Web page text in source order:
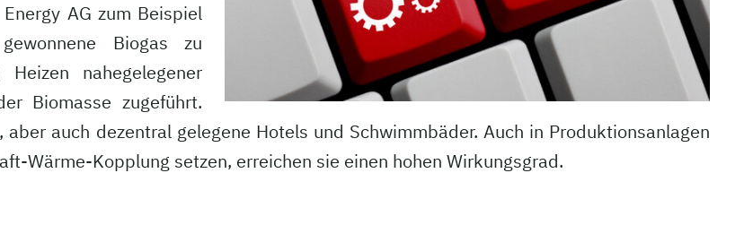
AG zum Beispiel
Biogas zu
nahegelegener
Biomasse zugeführt.
auch dezentral gelegene Hotels und Schwimmbäder. Auch in Produktionsanlagen
Wärme-Kopplung setzen, erreichen sie einen hohen Wirkungsgrad.